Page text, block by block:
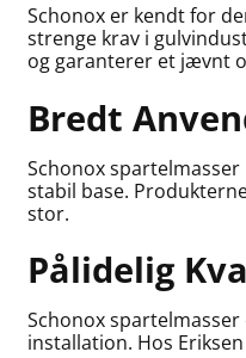
Schonox er kendt for
strenge krav i
og garanterer et jævnt
Bredt
Schonox
stabil base.
stor.
Pålidelig
Schonox
installation. Hos